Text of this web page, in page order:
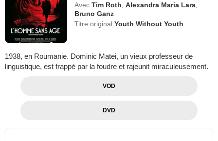
Avec Tim Roth ,Alexandra Maria Lara
Bruno Ganz
Titre originalYouth Without Youth
1938, en Roumanie. Dominic Matei, un vieux professeur de
linguistique, est frappé par la foudre et rajeunit miraculeusement.
VOD
DVD